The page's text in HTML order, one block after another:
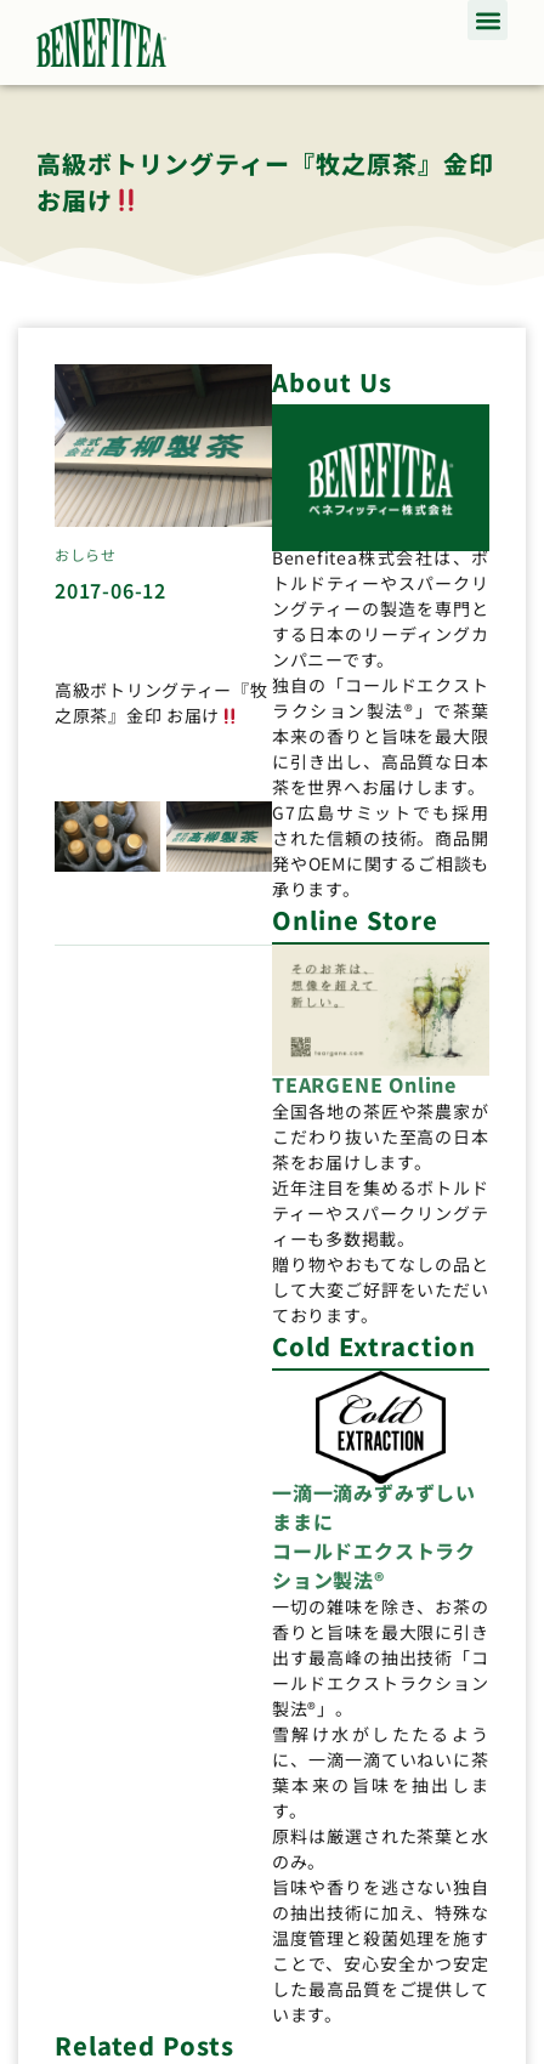
高級ボトリングティー『牧之原茶』金印
お届け
おしらせ
2017-06-12
高級ボトリングティー『牧
之原茶』金印 お届け
About Us
Benefitea株式会社は、ボ
トルドティーやスパークリ
ングティーの製造を専門と
する日本のリーディングカ
ンパニーです。
独自の「コールドエクスト
ラクション製法®」で茶葉
本来の香りと旨味を最大限
に引き出し、高品質な日本
茶を世界へお届けします。
G7広島サミットでも採用
された信頼の技術。商品開
発やOEMに関するご相談も
承ります。
Online Store
TEARGENE Online
全国各地の茶匠や茶農家が
こだわり抜いた至高の日本
茶をお届けします。
近年注目を集めるボトルド
ティーやスパークリングテ
ィーも多数掲載。
贈り物やおもてなしの品と
して大変ご好評をいただい
ております。
Cold Extraction
一滴一滴みずみずしい
ままに
コールドエクストラク
ション製法®
一切の雑味を除き、お茶の
香りと旨味を最大限に引き
出す最高峰の抽出技術「コ
ールドエクストラクション
製法®」。
雪解け水がしたたるよう
に、一滴一滴ていねいに茶
葉本来の旨味を抽出しま
す。
原料は厳選された茶葉と水
のみ。
旨味や香りを逃さない独自
の抽出技術に加え、特殊な
温度管理と殺菌処理を施す
ことで、安心安全かつ安定
した最高品質をご提供して
います。
Related Posts